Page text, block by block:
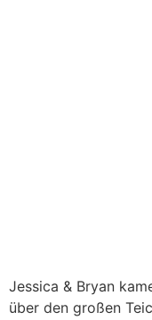
Jessica & Bryan
über den großen